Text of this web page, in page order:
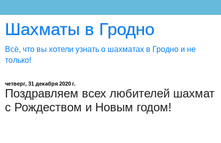
Шахматы в Гродно
Всё, что вы хотели узнать о шахматах в Гродно и не
только!
четверг, 31 декабря 2020 г.
Поздравляем всех любителей шахмат
с Рождеством и Новым годом!